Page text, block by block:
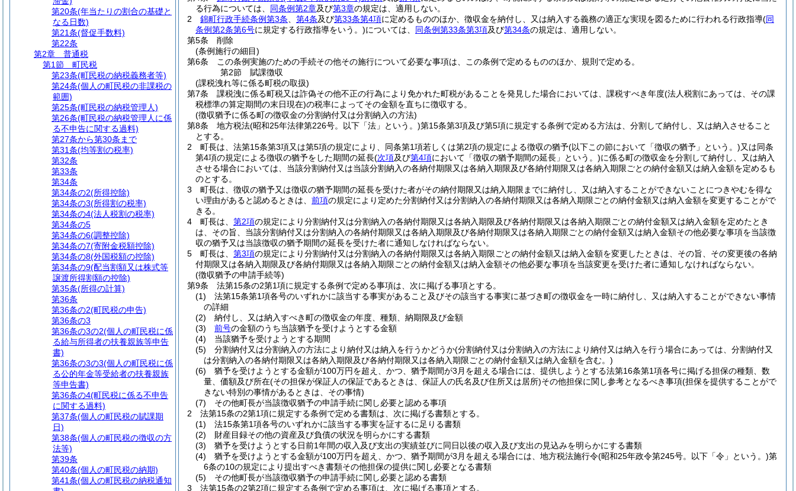
る行為については、 同条例第2章及び第3章の規定は、適用しない。
2
錦町行政手続条例第3条 第4条及び第33条第4項に定めるもののほか、徴収金を納付し、又は納入する義務の適正な実現を図るために行われる行政指導(同
条例第2条第6号に規定する行政指導をいう。)については、 同条例第33条第3項及び第34条の規定は、適用しない。
第5条
削除
(条例施行の細目)
第6条
この条例実施のための手続その他その施行について必要な事項は、この条例で定めるもののほか、規則で定める。
第2節
賦課徴収
(課税洩れ等に係る町税の取扱)
第7条
課税洩に係る町税又は詐偽その他不正の行為により免かれた町税があることを発見した場合においては、課税すべき年度(法人税割にあっては、その課
税標準の算定期間の末日現在)の税率によってその金額を直ちに徴収する。
(徴収猶予に係る町の徴収金の分割納付又は分割納入の方法)
第8条
地方税法(昭和25年法律第226号。以下「法」という。)第15条第3項及び第5項に規定する条例で定める方法は、分割して納付し、又は納入させること
とする。
2
町長は、法第15条第3項又は第5項の規定により、同条第1項若しくは第2項の規定による徴収の猶予(以下この節において「徴収の猶予」という。)又は同条
第4項の規定による徴収の猶予をした期間の延長(次項及び第4項において「徴収の猶予期間の延長」という。)に係る町の徴収金を分割して納付し、又は納入
させる場合においては、当該分割納付又は当該分割納入の各納付期限又は各納入期限及び各納付期限又は各納入期限ごとの納付金額又は納入金額を定めるも
のとする。
3
町長は、徴収の猶予又は徴収の猶予期間の延長を受けた者がその納付期限又は納入期限までに納付し、又は納入することができないことにつきやむを得な
い理由があると認めるときは、 前項の規定により定めた分割納付又は分割納入の各納付期限又は各納入期限ごとの納付金額又は納入金額を変更することがで
きる。
4
町長は、 第2項の規定により分割納付又は分割納入の各納付期限又は各納入期限及び各納付期限又は各納入期限ごとの納付金額又は納入金額を定めたとき
は、その旨、当該分割納付又は分割納入の各納付期限又は各納入期限及び各納付期限又は各納入期限ごとの納付金額又は納入金額その他必要な事項を当該徴
収の猶予又は当該徴収の猶予期間の延長を受けた者に通知しなければならない。
5
町長は、 第3項の規定により分割納付又は分割納入の各納付期限又は各納入期限ごとの納付金額又は納入金額を変更したときは、その旨、その変更後の各納
付期限又は各納入期限及び各納付期限又は各納入期限ごとの納付金額又は納入金額その他必要な事項を当該変更を受けた者に通知しなければならない。
(徴収猶予の申請手続等)
第9条
法第15条の2第1項に規定する条例で定める事項は、次に掲げる事項とする。
(1)
法第15条第1項各号のいずれかに該当する事実があること及びその該当する事実に基づき町の徴収金を一時に納付し、又は納入することができない事情
の詳細
(2)
納付し、又は納入すべき町の徴収金の年度、種類、納期限及び金額
(3)
前号の金額のうち当該猶予を受けようとする金額
(4)
当該猶予を受けようとする期間
(5)
分割納付又は分割納入の方法により納付又は納入を行うかどうか(分割納付又は分割納入の方法により納付又は納入を行う場合にあっては、分割納付又
は分割納入の各納付期限又は各納入期限及び各納付期限又は各納入期限ごとの納付金額又は納入金額を含む。)
(6)
猶予を受けようとする金額が100万円を超え、かつ、猶予期間が3月を超える場合には、提供しようとする法第16条第1項各号に掲げる担保の種類、数
量、価額及び所在(その担保が保証人の保証であるときは、保証人の氏名及び住所又は居所)その他担保に関し参考となるべき事項(担保を提供することがで
きない特別の事情があるときは、その事情)
(7)
その他町長が当該徴収猶予の申請手続に関し必要と認める事項
2
法第15条の2第1項に規定する条例で定める書類は、次に掲げる書類とする。
(1)
法15条第1項各号のいずれかに該当する事実を証するに足りる書類
(2)
財産目録その他の資産及び負債の状況を明らかにする書類
(3)
猶予を受けようとする日前1年間の収入及び支出の実績並びに同日以後の収入及び支出の見込みを明らかにする書類
(4)
猶予を受けようとする金額が100万円を超え、かつ、猶予期間が3月を超える場合には、地方税法施行令(昭和25年政令第245号。以下「令」という。)第
6条の10の規定により提出すべき書類その他担保の提供に関し必要となる書類
(5)
その他町長が当該徴収猶予の申請手続に関し必要と認める書類
3
法第15条の2第2項に規定する条例で定める事項は、次に掲げる事項とする。
第20条(年当たりの割合の基礎と
なる日数)
第21条(督促手数料)
第22条
第2章
普通税
第1節
町民税
第23条(町民税の納税義務者等)
第24条(個人の町民税の非課税の
範囲)
第25条(町民税の納税管理人)
第26条(町民税の納税管理人に係
る不申告に関する過料)
第27条から第30条まで
第31条(均等割の税率)
第32条
第33条
第34条
第34条の2(所得控除)
第34条の3(所得割の税率)
第34条の4(法人税割の税率)
第34条の5
第34条の6(調整控除)
第34条の7(寄附金税額控除)
第34条の8(外国税額の控除)
第34条の9(配当割額又は株式等
譲渡所得割額の控除)
第35条(所得の計算)
第36条
第36条の2(町民税の申告)
第36条の3
第36条の3の2(個人の町民税に係
る給与所得者の扶養親族等申告
書)
第36条の3の3(個人の町民税に係
る公的年金等受給者の扶養親族
等申告書)
第36条の4(町民税に係る不申告
に関する過料)
第37条(個人の町民税の賦課期
日)
第38条(個人の町民税の徴収の方
法等)
第39条
第40条(個人の町民税の納期)
第41条(個人の町民税の納税通知